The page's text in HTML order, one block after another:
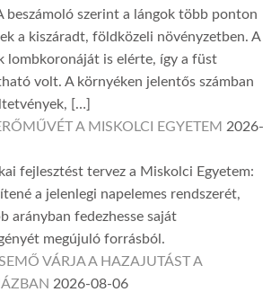
beszámoló szerint a lángok több ponton
a kiszáradt, földközeli növényzetben. A
lombkoronáját is elérte, így a füst
volt. A környéken jelentős számban
[…]
A MISKOLCI EGYETEM 2026-
fejlesztést tervez a Miskolci Egyetem:
a jelenlegi napelemes rendszerét,
arányban fedezhesse saját
megújuló forrásból.
VÁRJA A HAZAJUTÁST A
2026-08-06